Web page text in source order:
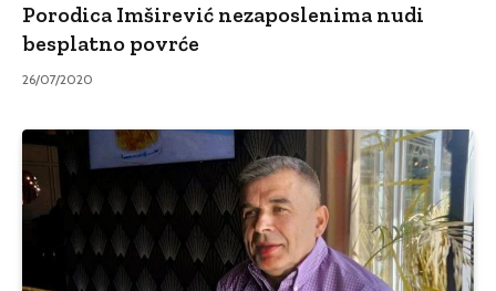
Porodica Imširević nezaposlenima nudi
besplatno povrće
26/07/2020